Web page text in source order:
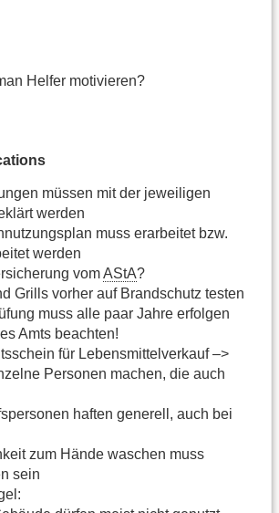
Helfer motivieren?
müssen mit der jeweiligen
werden
muss erarbeitet bzw.
werden
vomAStA?
Grills vorher auf Brandschutz testen
muss alle paar Jahre erfolgen
Amts beachten!
für Lebensmittelverkauf –>
Personen machen, die auch
haften generell, auch bei
zum Hände waschen muss
sein